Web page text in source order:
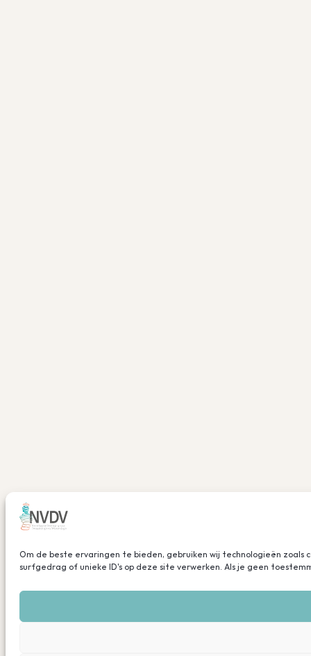
Om de beste ervaringen te bieden, gebruiken wij technologieën
surfgedrag of unieke ID's op deze site verwerken. Als je geen